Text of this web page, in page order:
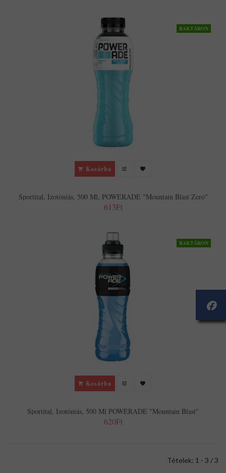
RAKTÁRON
Kosárba
Sportital, Izotóniás, 500 Ml, POWERADE "Mountain Blast Zero"
613Ft
RAKTÁRON
Kosárba
Sportital, Izotóniás, 500 Ml POWERADE "Mountain Blast"
620Ft
Tételek: 1 - 3 / 3